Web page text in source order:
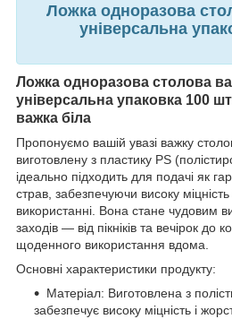
Ложка одноразова
універсальна
Ложка одноразова столова
універсальна упаковка 100
важка біла
Пропонуємо вашій увазі важку
виготовлену з пластику PS
ідеально підходить для подачі як
страв, забезпечуючи високу міцність
використанні. Вона стане чудовим
заходів — від пікніків та вечірок до
щоденного використання вдома.
Основні характеристики продукту:
Матеріал: Виготовлена з
забезпечує високу міцність і